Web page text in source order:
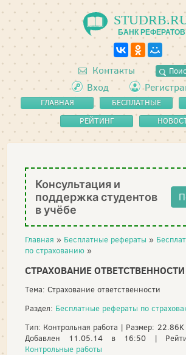
БАНК РЕФЕРАТОВ
Контакты
Вход
ГЛАВНАЯ
БЕСПЛАТНЫЕ
РЕФЕРАТЫ
РЕЙТИНГ
Консультация и
поддержка студентов
в учёбе
Главная » Бесплатные рефераты »
по страхованию »
СТРАХОВАНИЕ ОТВЕТСТВЕННОСТИ
Тема: Страхование ответственности
Раздел: Бесплатные рефераты по
Тип: Контрольная работа | Размер:
Добавлен 11.05.14 в 16:50 |
Контрольные работы